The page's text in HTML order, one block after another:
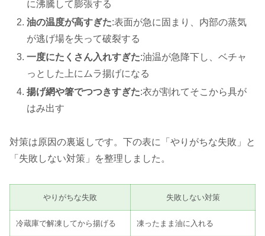
に沸騰して膨張する
油の温度が高すぎた:表面が急に固まり、内部の蒸気
が逃げ場を失って破裂する
一度にたくさん入れすぎた:油温が急降下し、ベチャ
っとした上にムラ揚げになる
揚げ網や箸でつつきすぎた:衣が割れてそこから具が
はみ出す
対策は原因の裏返しです。下の表に「やりがちな失敗」と
「失敗しない対策」を整理しました。
やりがちな失敗 失敗しない対策
冷蔵庫で解凍してから揚げる 凍ったまま油に入れる